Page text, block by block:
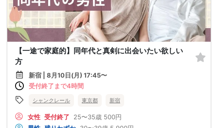
【一途で家庭的】同年代と真剣に出会いたい欲しい
方
新宿 | 8月10日(月) 17:45〜
受付終了まで4時間
シャンクレール 東京都 新宿
女性 受付終了 25〜35歳 500円